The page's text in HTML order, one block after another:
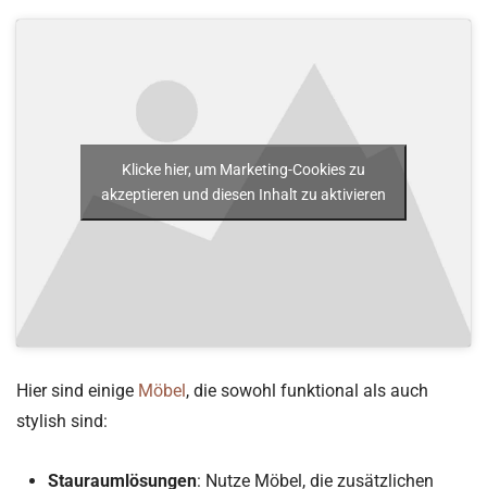
Klicke hier, um Marketing-Cookies zu
akzeptieren und diesen Inhalt zu aktivieren
Hier sind einige Möbel, die sowohl funktional als auch
stylish sind:
Stauraumlösungen: Nutze Möbel, die zusätzlichen